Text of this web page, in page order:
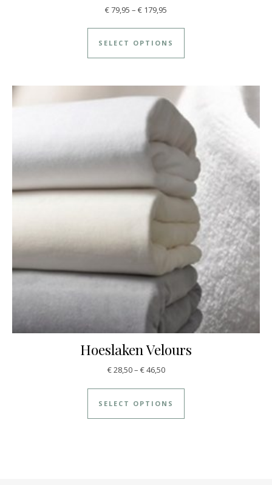
€79,95 – € 179,95
SELECT OPTIONS
Hoeslaken Velours
€28,50– €46,50
SELECT OPTIONS